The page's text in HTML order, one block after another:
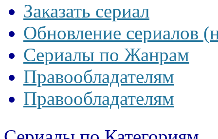
Заказать сериал
Обновление сериалов
Сериалы по Жанрам
Правообладателям
Правообладателям